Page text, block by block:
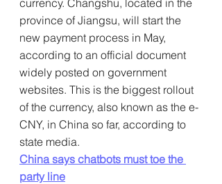
province of Jiangsu, will start the
new payment process in May,
according to an official document
widely posted on government
websites. This is the biggest rollout
of the currency, also known as the e-
CNY, in China so far, according to
state media.
China says chatbots must toe the
party line